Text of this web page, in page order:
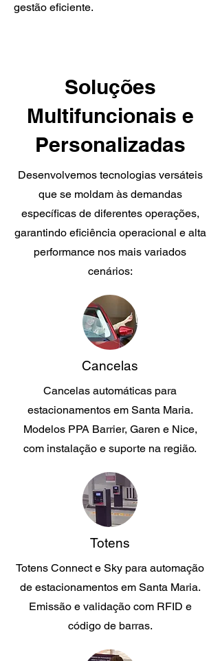
gestão eficiente.
Soluções
Multifuncionais e
Personalizadas
Desenvolvemos tecnologias versáteis
que se moldam às demandas
específicas de diferentes operações,
garantindo eficiência operacional e alta
performance nos mais variados
cenários:
Cancelas
Cancelas automáticas para
estacionamentos em Santa Maria.
Modelos PPA Barrier, Garen e Nice,
com instalação e suporte na região.
Totens
Totens Connect e Sky para automação
de estacionamentos em Santa Maria.
Emissão e validação com RFID e
código de barras.